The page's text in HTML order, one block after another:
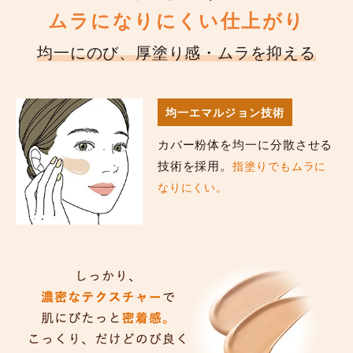
ムラになりにくい仕上がり
均一にのび、厚塗り感・ムラを抑える
均一エマルジョン技術
カバー粉体を均一に分散させる
技術を採用。指塗りでもムラに
なりにくい。